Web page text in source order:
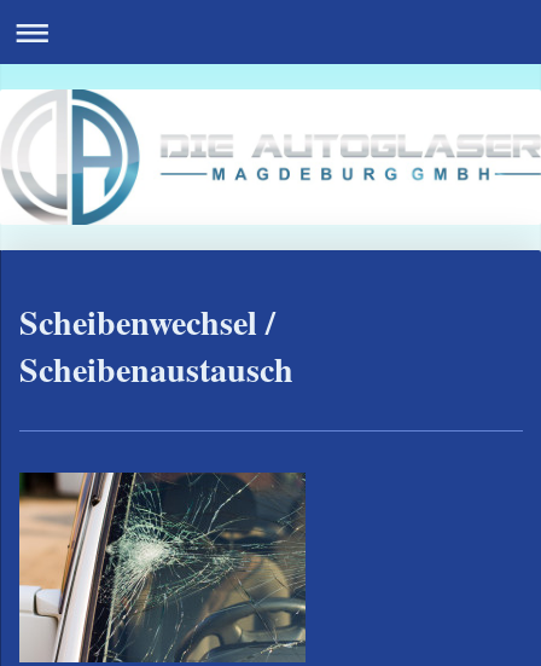
Scheibenwechsel /
Scheibenaustausch